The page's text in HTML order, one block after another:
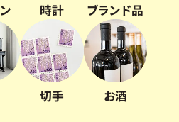
時計 ブランド品
切手 お酒